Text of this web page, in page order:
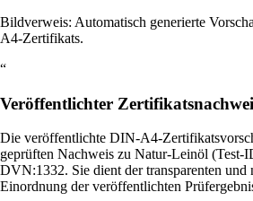
Bildverweis: Automatisch generierte
A4-Zertifikats.
“
Veröffentlichter
Die veröffentlichte DIN-A4-
geprüften Nachweis zu Natur-Leinöl (Test-
DVN:1332. Sie dient der transparenten und
Einordnung der veröffentlichten